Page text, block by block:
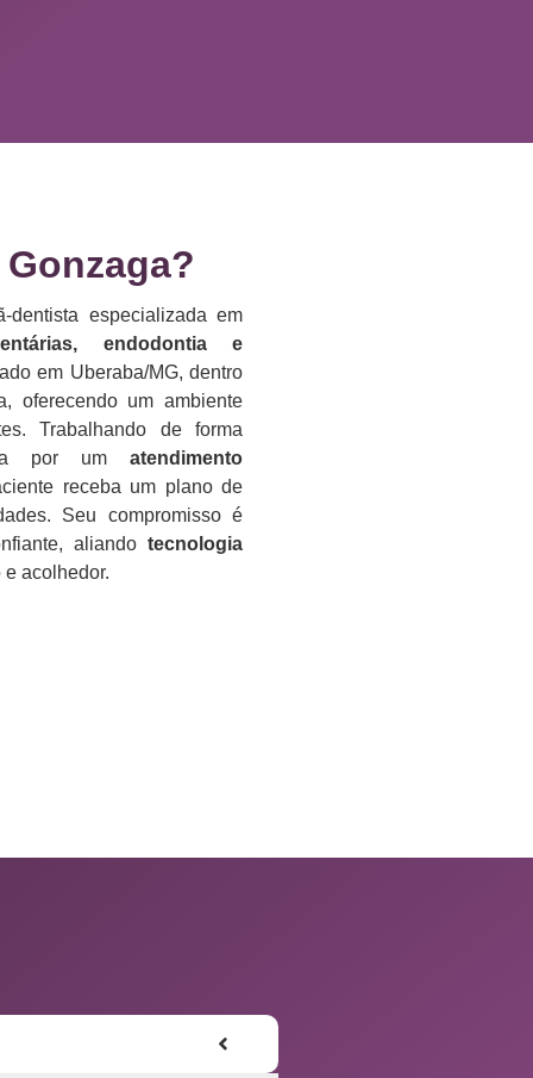
especializada em
endodontia e
em Uberaba/MG, dentro
oferecendo um ambiente
Trabalhando de forma
por um atendimento
receba um plano de
Seu compromisso é
aliando tecnologia
acolhedor.